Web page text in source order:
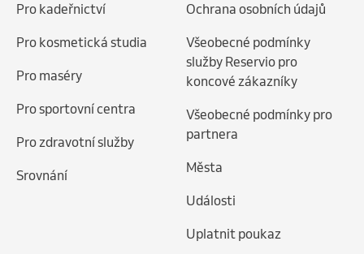
Pro kadeřnictví
Pro kosmetická studia
Pro maséry
Pro sportovní centra
Pro zdravotní služby
Srovnání
Ochrana osobních údajů
Všeobecné podmínky
služby Reservio pro
koncové zákazníky
Všeobecné podmínky pro
partnera
Města
Události
Uplatnit poukaz